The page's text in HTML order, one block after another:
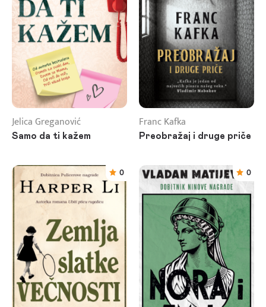
Jelica Greganović
Samo da ti kažem
Franc Kafka
Preobražaj i druge priče
0 0